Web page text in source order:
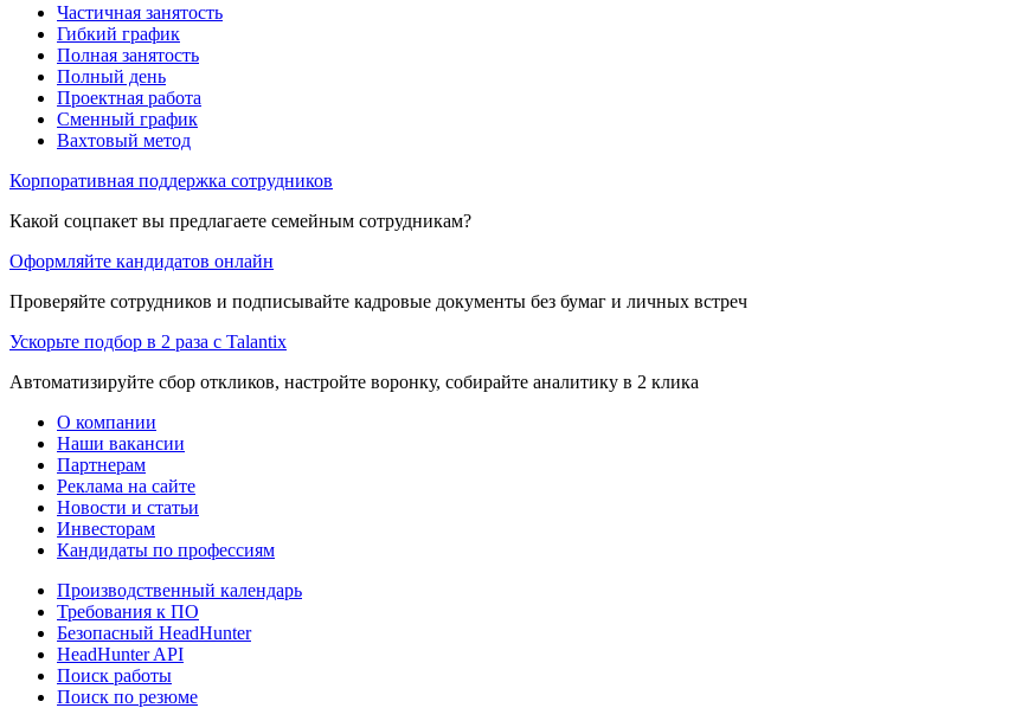
Частичная занятость
Гибкий график
Полная занятость
Полный день
Проектная работа
Сменный график
Вахтовый метод
Корпоративная поддержка сотрудников
Какой соцпакет вы предлагаете семейным сотрудникам?
Оформляйте кандидатов онлайн
Проверяйте сотрудников и подписывайте кадровые документы без бумаг и личных встреч
Ускорьте подбор в 2 раза с Talantix
Автоматизируйте сбор откликов, настройте воронку, собирайте аналитику в 2 клика
О компании
Наши вакансии
Партнерам
Реклама на сайте
Новости и статьи
Инвесторам
Кандидаты по профессиям
Производственный календарь
Требования к ПО
Безопасный HeadHunter
HeadHunter API
Поиск работы
Поиск по резюме